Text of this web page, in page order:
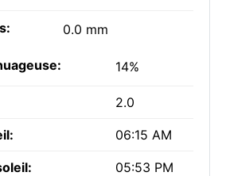
0.0 mm
14%
2.0
06:15 AM
05:53 PM